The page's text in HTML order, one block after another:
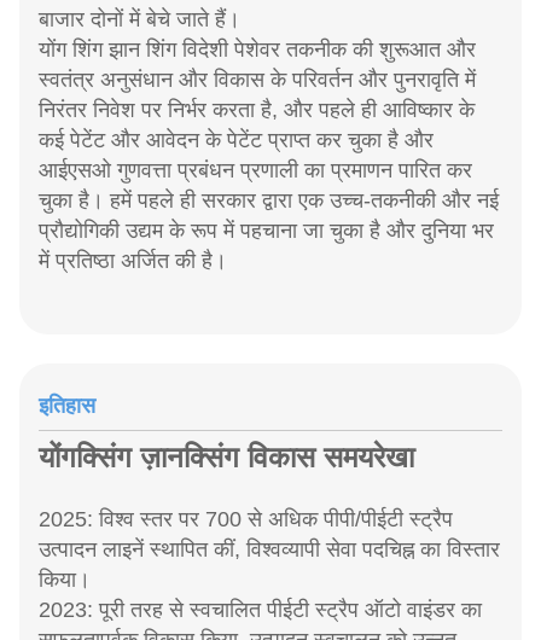
बाजार दोनों में बेचे जाते हैं।
योंग शिंग झान शिंग विदेशी पेशेवर तकनीक की शुरूआत और
स्वतंत्र अनुसंधान और विकास के परिवर्तन और पुनरावृति में
निरंतर निवेश पर निर्भर करता है, और पहले ही आविष्कार के
कई पेटेंट और आवेदन के पेटेंट प्राप्त कर चुका है और
आईएसओ गुणवत्ता प्रबंधन प्रणाली का प्रमाणन पारित कर
चुका है। हमें पहले ही सरकार द्वारा एक उच्च-तकनीकी और नई
प्रौद्योगिकी उद्यम के रूप में पहचाना जा चुका है और दुनिया भर
में प्रतिष्ठा अर्जित की है।
इतिहास
योंगक्सिंग ज़ानक्सिंग विकास समयरेखा
2025: विश्व स्तर पर 700 से अधिक पीपी/पीईटी स्ट्रैप
उत्पादन लाइनें स्थापित कीं, विश्वव्यापी सेवा पदचिह्न का विस्तार
किया।
2023: पूरी तरह से स्वचालित पीईटी स्ट्रैप ऑटो वाइंडर का